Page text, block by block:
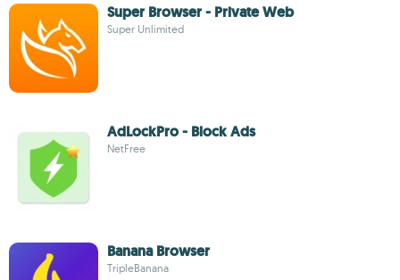
Super Browser - Private Web
Super Unlimited
AdLockPro - Block Ads
NetFree
Banana Browser
TripleBanana